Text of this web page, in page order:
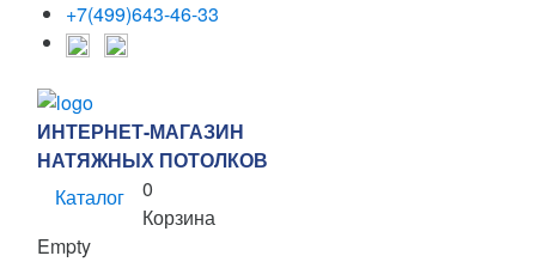
+7(499)643-46-33
ИНТЕРНЕТ-МАГАЗИН
НАТЯЖНЫХ ПОТОЛКОВ
Каталог
0
Корзина
Empty